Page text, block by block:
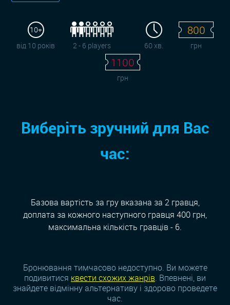
10+
від 10 років
2 - 6 players 60 хв.
800
грн
1100
грн
Виберіть зручний для Вас
час:
Базова вартість за гру вказана за 2 гравця,
доплата за кожного наступного гравця 400 грн,
максимальна кількість гравців - 6.
Бронювання тимчасово недоступно. Ви можете
подивитися квести схожих жанрiв. Впевнені, ви
знайдете відмінну альтернативу і здорово проведете
час.